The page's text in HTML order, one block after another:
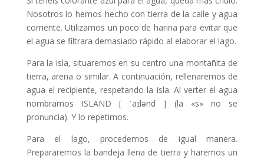
Nosotros lo hemos hecho con tierra de la calle y agua
corriente. Utilizamos un poco de harina para evitar que
el agua se filtrara demasiado rápido al elaborar el lago.
Para la isla, situaremos en su centro una montañita de
tierra, arena o similar. A continuación, rellenaremos de
agua el recipiente, respetando la isla. Al verter el agua
nombramos ISLAND [ ˈaɪlənd ] (la «s» no se
pronuncia). Y lo repetimos.
Para el lago, procedemos de igual manera.
Prepararemos la bandeja llena de tierra y haremos un